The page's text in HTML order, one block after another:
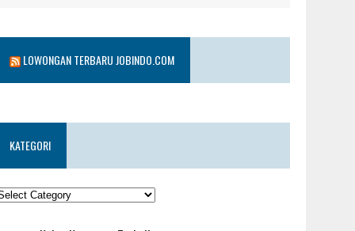
LOWONGAN TERBARU JOBINDO.COM
KATEGORI